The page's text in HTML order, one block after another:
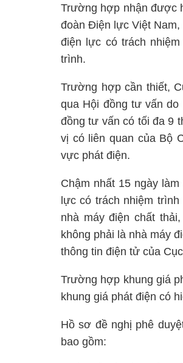
Trường hợp nhận được
đoàn Điện lực Việt
điện lực có trách
trình.
Trường hợp cần thiết,
qua Hội đồng tư vấn
đồng tư vấn có tối đa 9
vị có liên quan của Bộ
vực phát điện.
Chậm nhất 15 ngày
lực có trách nhiệm
nhà máy điện chất
không phải là nhà máy
thông tin điện tử của
Trường hợp khung giá
khung giá phát điện có
Hồ sơ đề nghị phê
bao gồm: